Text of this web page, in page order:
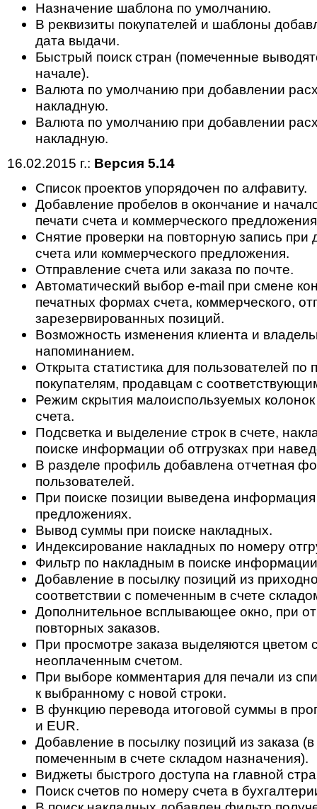
Назначение шаблона по умолчанию.
В реквизиты покупателей и шаблоны
дата выдачи.
Быстрый поиск стран (помеченные
начале).
Валюта по умолчанию при добавлении
накладную.
Валюта по умолчанию при добавлении
накладную.
16.02.2015 г.: Версия 5.14
Список проектов упорядочен по алфавиту.
Добавление пробелов в окончание и
печати счета и коммерческого
Снятие проверки на повторную запись при
счета или коммерческого предложения.
Отправление счета или заказа по почте.
Автоматический выбор e-mail при смене
печатных формах счета, коммерческого,
зарезервированных позиций.
Возможность изменения клиента и
напоминанием.
Открыта статистика для пользователей по
покупателям, продавцам с
Режим скрытия малоиспользуемых
счета.
Подсветка и выделение строк в счете,
поиске информации об отгрузках при
В разделе профиль добавлена отчетная
пользователей.
При поиске позиции выведена
предложениях.
Вывод суммы при поиске накладных.
Индексирование накладных по номеру
Фильтр по накладным в поиске информации
Добавление в посылку позиций из
соответствии с помеченным в счете
Дополнительное всплывающее окно, при
повторных заказов.
При просмотре заказа выделяются цветом
неоплаченным счетом.
При выборе комментария для печали из
к выбранному с новой строки.
В функцию перевода итоговой суммы в
и EUR.
Добавление в посылку позиций из заказа (в
помеченным в счете складом назначения).
Виджеты быстрого доступа на главной
Поиск счетов по номеру счета в